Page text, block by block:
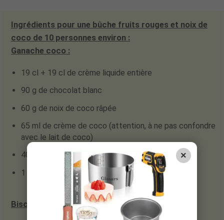
Ingrédients pour une bûche fruits rouges et noix de
coco de 10 personnes environ :
Ganache coco :
19 cl + 19 cl de crème liquide entière
90 g de chocolat blanc
60 g de noix de coco râpée
65 ml de crème de coco (attention, à ne pas confondre
avec le lait de coco)
40 g de mascarpone
1 feuille de gélatine (2 g)
Biscuit noix de macadamia :
×